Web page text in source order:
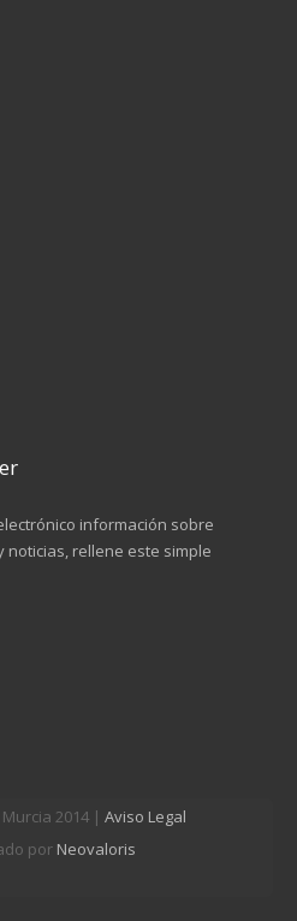
información sobre
rellene este simple
2014 | Aviso Legal
por Neovaloris